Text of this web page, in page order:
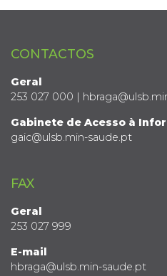
CONTACTOS
Geral
253 027 000 |
Gabinete de Acesso à
gaic@ulsb.min-saude.pt
FAX
Geral
253 027 999
E-mail
hbraga@ulsb.min-saude.pt